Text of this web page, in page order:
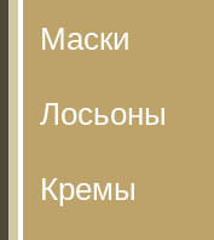
Маски
Лосьоны
Кремы